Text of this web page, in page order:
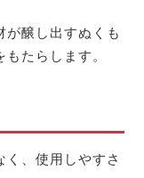
が醸し出すぬくも
たらします。
、使用しやすさ